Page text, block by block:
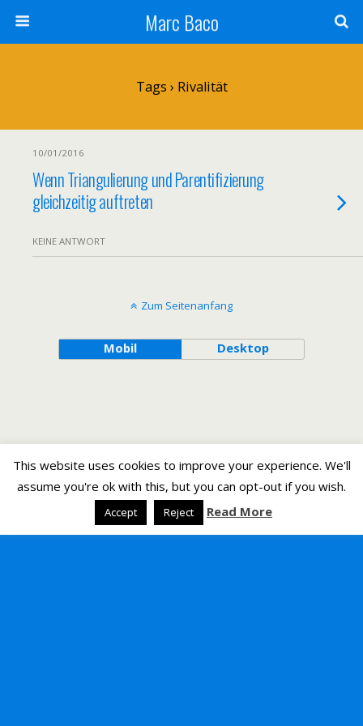
Marc Baco
Tags › Rivalität
10/01/2016
Wenn Triangulierung und Parentifizierung
gleichzeitig auftreten
KEINE ANTWORT
Zum Seitenanfang
Mobil Desktop
This website uses cookies to improve your experience. We'll
assume you're ok with this, but you can opt-out if you wish.
Accept Reject Read More